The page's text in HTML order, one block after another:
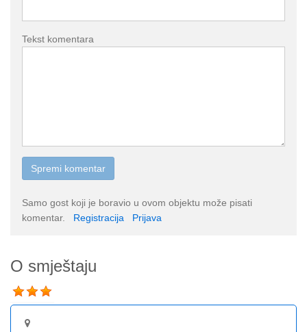
Tekst komentara
Samo gost koji je boravio u ovom objektu može pisati
komentar.
Registracija Prijava
O smještaju